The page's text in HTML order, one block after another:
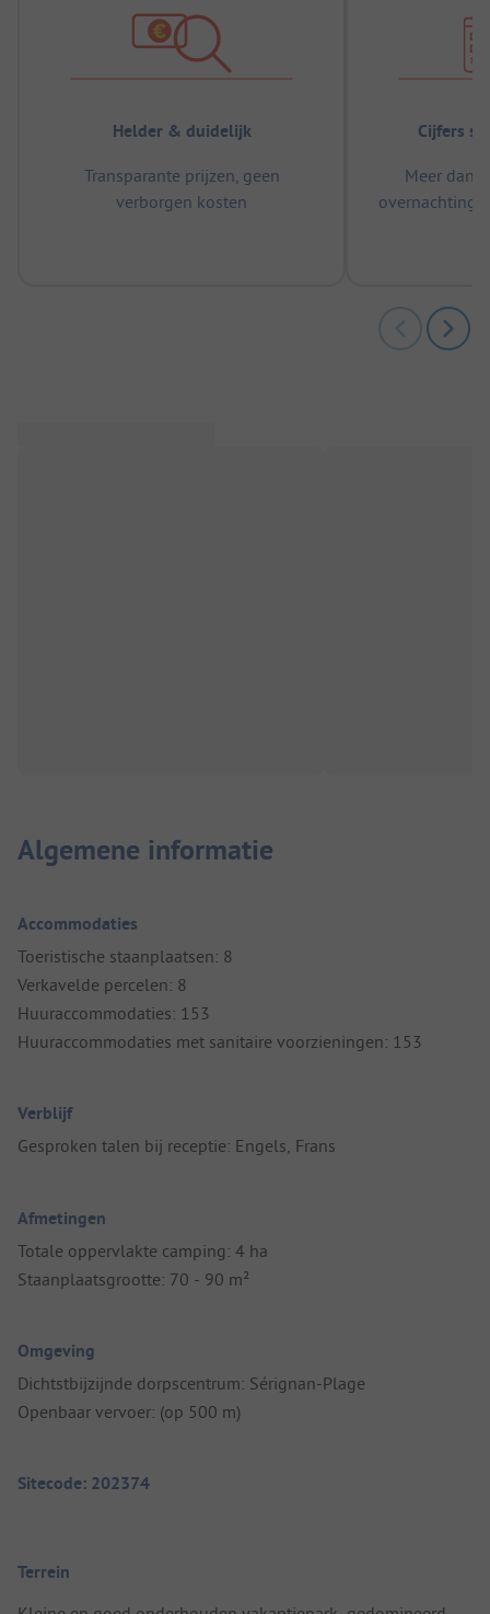
Helder & duidelijk
Transparante prijzen, geen
verborgen kosten
Cijfers
Meer dan
Algemene informatie
Accommodaties
Toeristische staanplaatsen: 8
Verkavelde percelen: 8
Huuraccommodaties: 153
Huuraccommodaties met sanitaire voorzieningen: 153
Verblijf
Gesproken talen bij receptie: Engels, Frans
Afmetingen
Totale oppervlakte camping: 4 ha
Staanplaatsgrootte: 70 - 90 m²
Omgeving
Dichtstbijzijnde dorpscentrum: Sérignan-Plage
Openbaar vervoer: (op 500 m)
Sitecode: 202374
Terrein